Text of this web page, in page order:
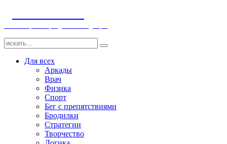
Для всех
Аркады
Врач
Физика
Спорт
Бег с препятствиями
Бродилки
Стратегии
Творчество